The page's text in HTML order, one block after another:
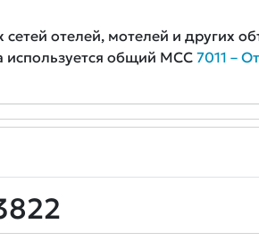
отелей, мотелей и других
общий MCC 7011 –